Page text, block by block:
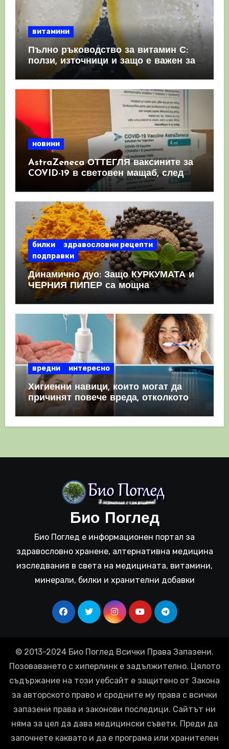
витамини
Пълно ръководство за витамин С:
ползи, източници и защо е важен за
имунната система
новини
AstraZeneca ОТТЕГЛЯ ваксините за
COVID-19 в световен мащаб, след
като призна, че те причиняват
КРЪВНИ съсиреци
билки
здравословни рецепти
подправки
Динамично дуо: Защо КУРКУМАТА и
ЧЕРНИЯ ПИПЕР са мощна
комбинация
вредни интересно
Хигиенни навици, които могат да
причинят повече вреда, отколкото
полза
Био Поглед
Био Поглед е информационен портал за
здравословно хранене, алтернативна медицина
изследвания в света на медицината, витамини,
минерали, билки и хранителни добавки
© 2013-2024 Био Поглед Всички Права Запазени.
Позоваването с хиперлинк е задължително. Цялото
съдържание на този уебсайт е защитено от Закона
за авторското право и сродните му права с всички
запазени права и законови последици. Сайтът ни
няма за цел да дава медицински съвети. Преди да
започнете каквато и да е програма или хранителен